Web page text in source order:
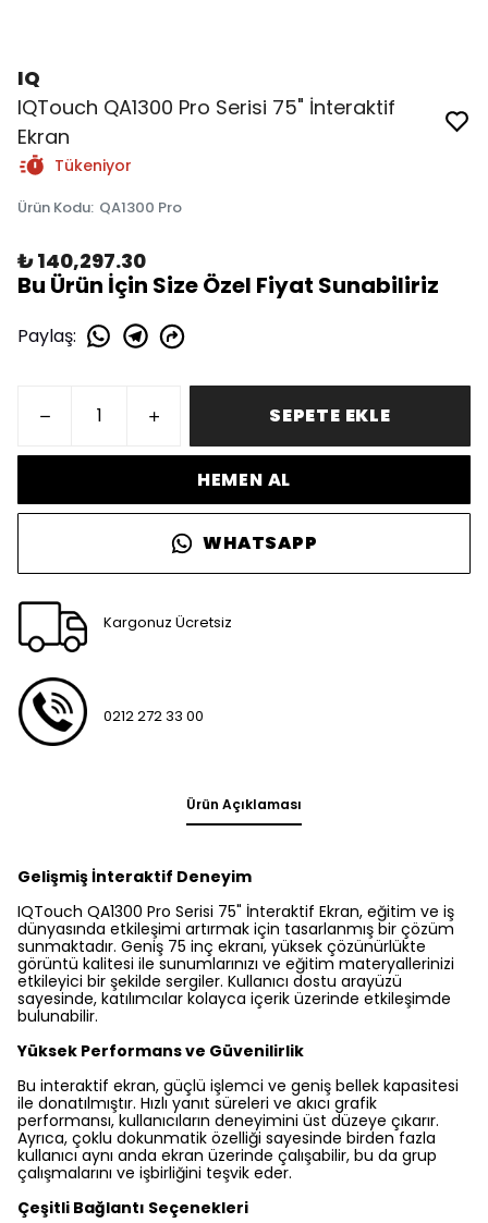
IQ
IQTouch QA1300 Pro Serisi 75" İnteraktif
Ekran
Tükeniyor
Ürün Kodu: QA1300 Pro
₺ 140,297.30
Bu Ürün İçin Size Özel Fiyat Sunabiliriz
Paylaş:
SEPETE EKLE
HEMEN AL
WHATSAPP
Kargonuz Ücretsiz
0212 272 33 00
Ürün Açıklaması
Gelişmiş İnteraktif Deneyim
IQTouch QA1300 Pro Serisi 75" İnteraktif Ekran, eğitim ve iş
dünyasında etkileşimi artırmak için tasarlanmış bir çözüm
sunmaktadır. Geniş 75 inç ekranı, yüksek çözünürlükte
görüntü kalitesi ile sunumlarınızı ve eğitim materyallerinizi
etkileyici bir şekilde sergiler. Kullanıcı dostu arayüzü
sayesinde, katılımcılar kolayca içerik üzerinde etkileşimde
bulunabilir.
Yüksek Performans ve Güvenilirlik
Bu interaktif ekran, güçlü işlemci ve geniş bellek kapasitesi
ile donatılmıştır. Hızlı yanıt süreleri ve akıcı grafik
performansı, kullanıcıların deneyimini üst düzeye çıkarır.
Ayrıca, çoklu dokunmatik özelliği sayesinde birden fazla
kullanıcı aynı anda ekran üzerinde çalışabilir, bu da grup
çalışmalarını ve işbirliğini teşvik eder.
Çeşitli Bağlantı Seçenekleri